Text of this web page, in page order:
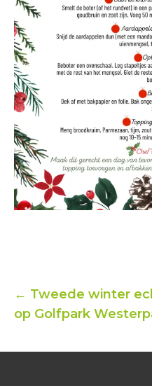
← Tweede winter
op Golfpark